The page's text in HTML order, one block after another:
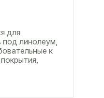
для
под линолеум,
к